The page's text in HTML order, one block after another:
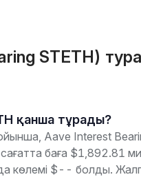
STETH)
қанша тұрады?
Aave Interest
баға $1,892.81
көлемі $-- болды.